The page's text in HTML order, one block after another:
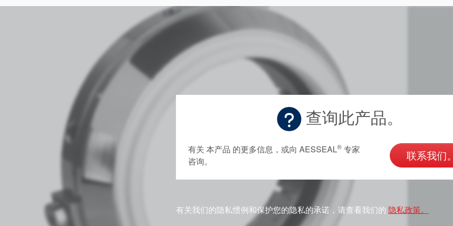
查询此产品。
有关 本产品 的更多信息，或向 AESSEAL® 专家
咨询。
联系我们
有关我们的隐私惯例和保护您的隐私的承诺，请查看我们的 隐私政策。